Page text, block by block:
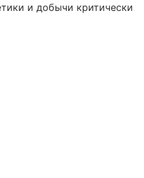
и добычи критически